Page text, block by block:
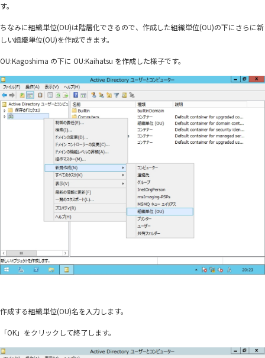
す。
ちなみに組織単位(OU)は階層化できるので、作成した組織単位(OU)の下にさらに新
しい組織単位(OU)を作成できます。
OU:Kagoshima の下に OU:Kaihatsu を作成した様子です。
作成する組織単位(OU)名を入力します。
「OK」をクリックして終了します。